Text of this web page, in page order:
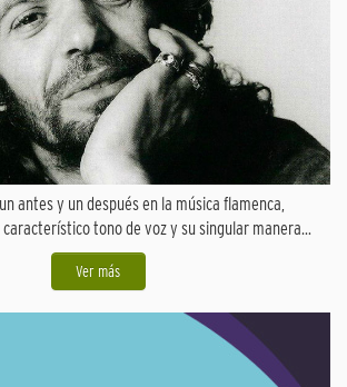
antes y un después en la música flamenca,
tono de voz y su singular manera...
Ver más